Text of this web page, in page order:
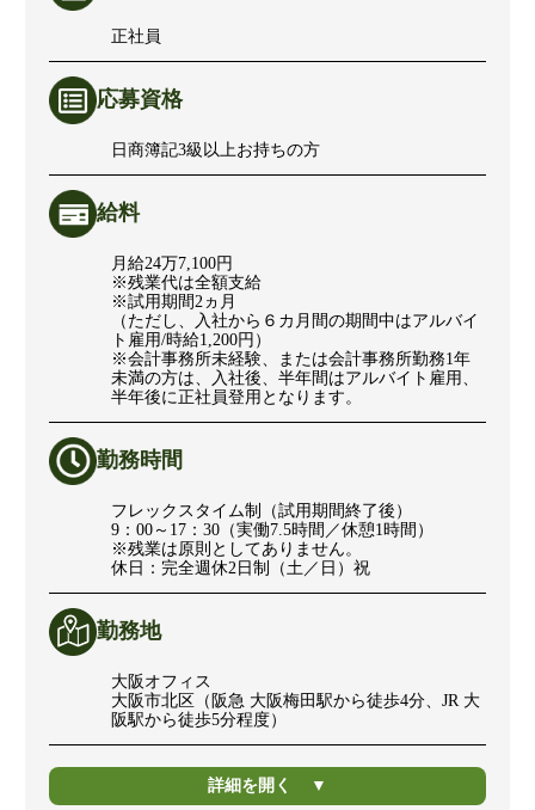
正社員
応募資格
日商簿記3級以上お持ちの方
給料
月給24万7,100円
※残業代は全額支給
※試用期間2ヵ月
（ただし、入社から６カ月間の期間中はアルバイ
ト雇用/時給1,200円）
※会計事務所未経験、または会計事務所勤務1年
未満の方は、入社後、半年間はアルバイト雇用、
半年後に正社員登用となります。
勤務時間
フレックスタイム制（試用期間終了後）
9：00～17：30（実働7.5時間／休憩1時間）
※残業は原則としてありません。
休日：完全週休2日制（土／日）祝
勤務地
大阪オフィス
大阪市北区（阪急 大阪梅田駅から徒歩4分、JR 大
阪駅から徒歩5分程度）
詳細を開く